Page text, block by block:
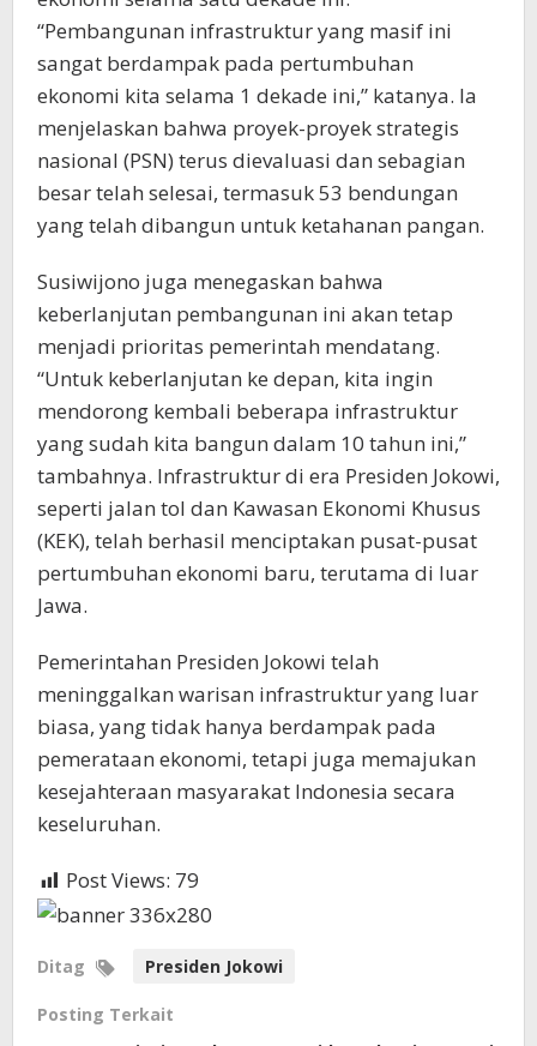
“Pembangunan infrastruktur yang masif ini
sangat berdampak pada pertumbuhan
ekonomi kita selama 1 dekade ini,” katanya. Ia
menjelaskan bahwa proyek-proyek strategis
nasional (PSN) terus dievaluasi dan sebagian
besar telah selesai, termasuk 53 bendungan
yang telah dibangun untuk ketahanan pangan.
Susiwijono juga menegaskan bahwa
keberlanjutan pembangunan ini akan tetap
menjadi prioritas pemerintah mendatang.
“Untuk keberlanjutan ke depan, kita ingin
mendorong kembali beberapa infrastruktur
yang sudah kita bangun dalam 10 tahun ini,”
tambahnya. Infrastruktur di era Presiden Jokowi,
seperti jalan tol dan Kawasan Ekonomi Khusus
(KEK), telah berhasil menciptakan pusat-pusat
pertumbuhan ekonomi baru, terutama di luar
Jawa.
Pemerintahan Presiden Jokowi telah
meninggalkan warisan infrastruktur yang luar
biasa, yang tidak hanya berdampak pada
pemerataan ekonomi, tetapi juga memajukan
kesejahteraan masyarakat Indonesia secara
keseluruhan.
Post Views: 79
Ditag Presiden Jokowi
Posting Terkait